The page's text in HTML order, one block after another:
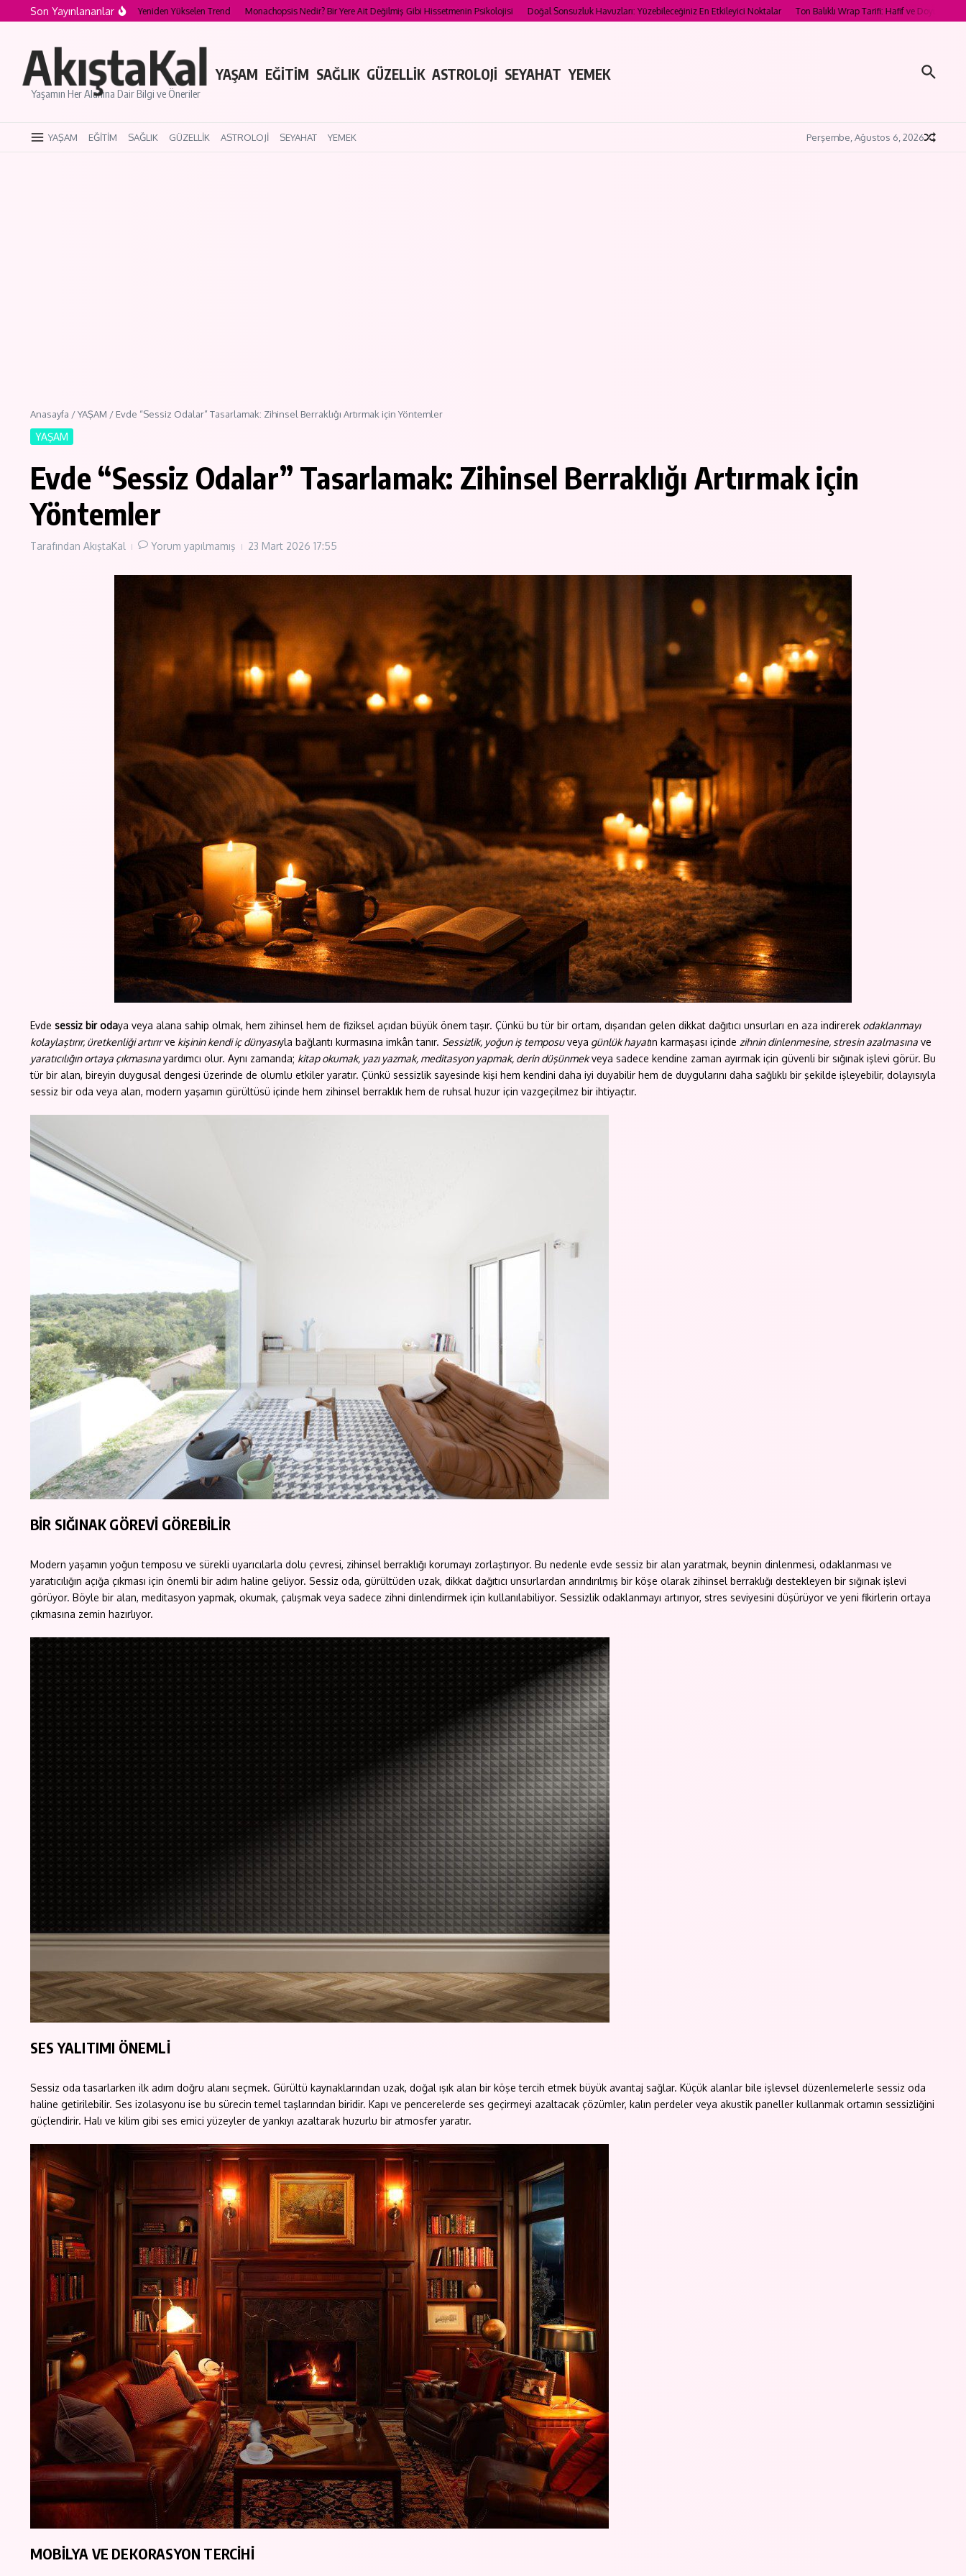
İçeriğe atlaSon Yayınlananlar
2026 Yazında Yeniden Yükselen Trend Monachopsis Nedir? Bir Yere Ait Değilmiş Gibi Hissetmenin Psikolojisi Doğal Sonsuzluk Havuzları: Yüzebileceğiniz En Etkileyici Noktalar Ton Balıklı Wrap Tarifi: Hafif ve Doyurucu Öğün Önerisi
AkıştaKal
Yaşamın Her Alanına Dair Bilgi ve Öneriler
YAŞAM EĞİTİM SAĞLIK GÜZELLİK ASTROLOJİ SEYAHAT YEMEK
YAŞAM EĞİTİM SAĞLIK GÜZELLİK ASTROLOJİ SEYAHAT YEMEK Perşembe, Ağustos 6, 2026
Anasayfa /YAŞAM / Evde “Sessiz Odalar” Tasarlamak: Zihinsel Berraklığı Artırmak için Yöntemler
YAŞAM
Evde “Sessiz Odalar” Tasarlamak: Zihinsel Berraklığı Artırmak için
Yöntemler
Tarafından AkıştaKal Yorum yapılmamış 23 Mart 2026 17:55
Evde sessiz bir odaya veya alana sahip olmak, hem zihinsel hem de fiziksel açıdan büyük önem taşır. Çünkü bu tür bir ortam, dışarıdan gelen dikkat dağıtıcı unsurları en aza indirerek odaklanmayı
kolaylaştırır, üretkenliği artırırve kişinin kendi iç dünyasıyla bağlantı kurmasına imkân tanır. Sessizlik, yoğun iş temposuveya günlük hayatın karmaşası içinde zihnin dinlenmesine, stresin azalmasına ve
yaratıcılığın ortaya çıkmasınayardımcı olur. Aynı zamanda; kitap okumak, yazı yazmak, meditasyon yapmak, derin düşünmekveya sadece kendine zaman ayırmak için güvenli bir sığınak işlevi görür. Bu
tür bir alan, bireyin duygusal dengesi üzerinde de olumlu etkiler yaratır. Çünkü sessizlik sayesinde kişi hem kendini daha iyi duyabilir hem de duygularını daha sağlıklı bir şekilde işleyebilir, dolayısıyla
sessiz bir oda veya alan, modern yaşamın gürültüsü içinde hem zihinsel berraklık hem de ruhsal huzur için vazgeçilmez bir ihtiyaçtır.
BİR SIĞINAK GÖREVİ GÖREBİLİR
Modern yaşamın yoğun temposu ve sürekli uyarıcılarla dolu çevresi, zihinsel berraklığı korumayı zorlaştırıyor. Bu nedenle evde sessiz bir alan yaratmak, beynin dinlenmesi, odaklanması ve
yaratıcılığın açığa çıkması için önemli bir adım haline geliyor. Sessiz oda, gürültüden uzak, dikkat dağıtıcı unsurlardan arındırılmış bir köşe olarak zihinsel berraklığı destekleyen bir sığınak işlevi
görüyor. Böyle bir alan, meditasyon yapmak, okumak, çalışmak veya sadece zihni dinlendirmek için kullanılabiliyor. Sessizlik odaklanmayı artırıyor, stres seviyesini düşürüyor ve yeni fikirlerin ortaya
çıkmasına zemin hazırlıyor.
SES YALITIMI ÖNEMLİ
Sessiz oda tasarlarken ilk adım doğru alanı seçmek. Gürültü kaynaklarından uzak, doğal ışık alan bir köşe tercih etmek büyük avantaj sağlar. Küçük alanlar bile işlevsel düzenlemelerle sessiz oda
haline getirilebilir. Ses izolasyonu ise bu sürecin temel taşlarından biridir. Kapı ve pencerelerde ses geçirmeyi azaltacak çözümler, kalın perdeler veya akustik paneller kullanmak ortamın sessizliğini
güçlendirir. Halı ve kilim gibi ses emici yüzeyler de yankıyı azaltarak huzurlu bir atmosfer yaratır.
MOBİLYA VE DEKORASYON TERCİHİ